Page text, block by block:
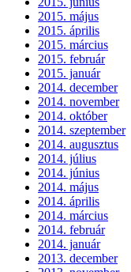
2015. május
2015. április
2015. március
2015. február
2015. január
2014. december
2014. november
2014. október
2014. szeptember
2014. augusztus
2014. július
2014. június
2014. május
2014. április
2014. március
2014. február
2014. január
2013. december